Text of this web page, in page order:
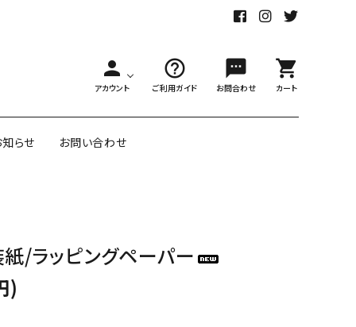
person
アカウント
help_outline
ご利用ガイド
sms
お問合わせ
shopping_cart
カート
受注生産
装紙
らせ お問い合わせ
/ラッピングペーパー
)